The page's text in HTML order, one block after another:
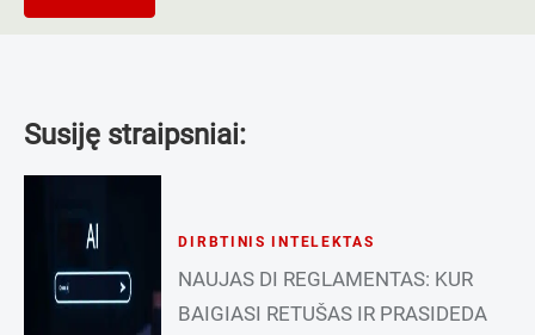
Susiję straipsniai:
DIRBTINIS INTELEKTAS
NAUJAS DI REGLAMENTAS: KUR
BAIGIASI RETUŠAS IR PRASIDEDA